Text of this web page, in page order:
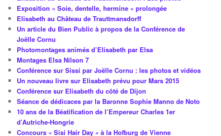
Exposition « Soie, dentelle, hermine » prolongée
Elisabeth au Château de Trauttmansdorff
Un article du Bien Public à propos de la Conférence de
Joëlle Cornu
Photomontages animés d’Elisabeth par Elsa
Montages Elsa Nilson 7
Conférence sur Sissi par Joëlle Cornu : les photos et vidéos
Un nouveau livre sur Elisabeth prévu pour Mars 2015
Conférence sur Elisabeth du côté de Dijon
Séance de dédicaces par la Baronne Sophie Manno de Noto
10 ans de la Béatification de l’Empereur Charles 1er
d’Autriche-Hongrie
Concours « Sisi Hair Day » à la Hofburg de Vienne